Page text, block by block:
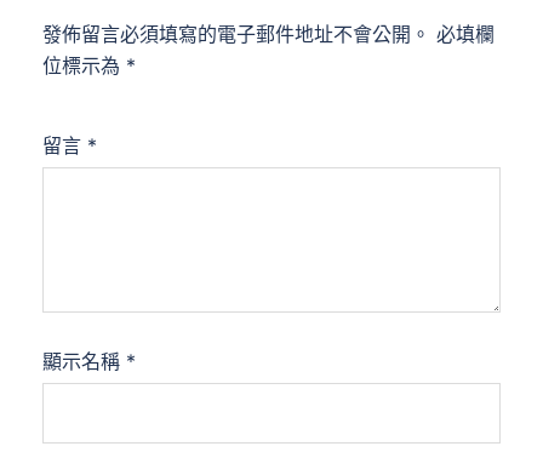
發佈留言必須填寫的電子郵件地址不會公開。 必填欄
位標示為 *
留言 *
顯示名稱 *